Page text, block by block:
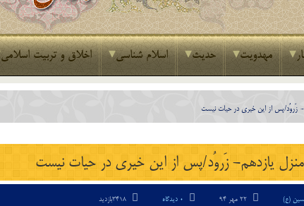
مهدویت حدیث اسلام شناسی اخلاق و تربیت اسلامی
زَروُد/پس از این خیری در حیات نیست
منزل یازدهم- زَروُد/پس از این خیری در حیات نیست
(ع) 0 دیدگاه